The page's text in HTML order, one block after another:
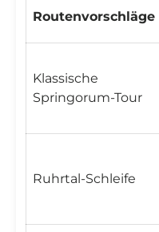
Routenvorschläge
Klassische
Springorum-Tour
Ruhrtal-Schleife